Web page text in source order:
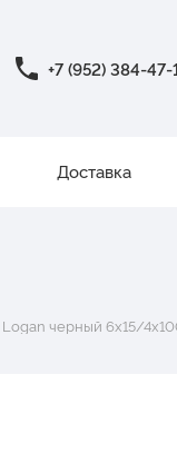
+7 (952) 384-47-
Доставка
черный 6x15/